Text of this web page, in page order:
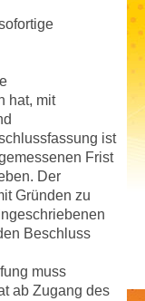
hat, mit
ist
Frist
Der
Gründen zu
Beschluss
muss
ab Zugang des